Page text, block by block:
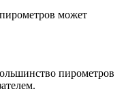
может
пирометров